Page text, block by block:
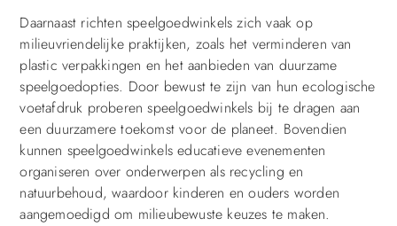
Daarnaast richten speelgoedwinkels zich vaak op
milieuvriendelijke praktijken, zoals het verminderen van
plastic verpakkingen en het aanbieden van duurzame
speelgoedopties. Door bewust te zijn van hun ecologische
voetafdruk proberen speelgoedwinkels bij te dragen aan
een duurzamere toekomst voor de planeet. Bovendien
kunnen speelgoedwinkels educatieve evenementen
organiseren over onderwerpen als recycling en
natuurbehoud, waardoor kinderen en ouders worden
aangemoedigd om milieubewuste keuzes te maken.